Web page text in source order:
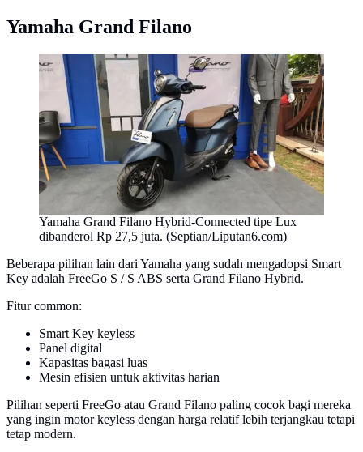
Yamaha Grand Filano
Yamaha Grand Filano Hybrid-Connected tipe Lux
dibanderol Rp 27,5 juta. (Septian/Liputan6.com)
Beberapa pilihan lain dari Yamaha yang sudah mengadopsi Smart
Key adalah FreeGo S / S ABS serta Grand Filano Hybrid.
Fitur common:
Smart Key keyless
Panel digital
Kapasitas bagasi luas
Mesin efisien untuk aktivitas harian
Pilihan seperti FreeGo atau Grand Filano paling cocok bagi mereka
yang ingin motor keyless dengan harga relatif lebih terjangkau tetapi
tetap modern.